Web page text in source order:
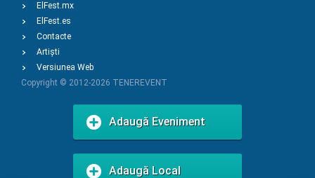
ElFest.mx
ElFest.es
Contacte
Artiști
Versiunea Web
Copyright © 2012-2026 TENEREVENT
Adaugă Eveniment
Adaugă Local